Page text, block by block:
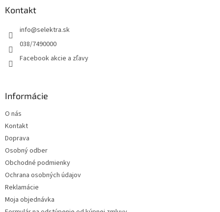
Kontakt
info@selektra.sk
038/7490000
Facebook akcie a zľavy
Informácie
O nás
Kontakt
Doprava
Osobný odber
Obchodné podmienky
Ochrana osobných údajov
Reklamácie
Moja objednávka